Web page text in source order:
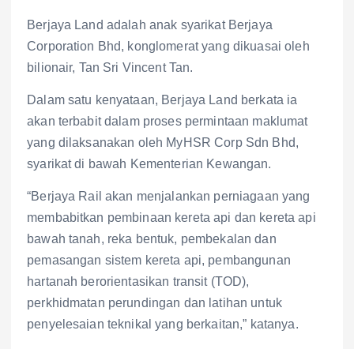
Berjaya Land adalah anak syarikat Berjaya
Corporation Bhd, konglomerat yang dikuasai oleh
bilionair, Tan Sri Vincent Tan.
Dalam satu kenyataan, Berjaya Land berkata ia
akan terbabit dalam proses permintaan maklumat
yang dilaksanakan oleh MyHSR Corp Sdn Bhd,
syarikat di bawah Kementerian Kewangan.
“Berjaya Rail akan menjalankan perniagaan yang
membabitkan pembinaan kereta api dan kereta api
bawah tanah, reka bentuk, pembekalan dan
pemasangan sistem kereta api, pembangunan
hartanah berorientasikan transit (TOD),
perkhidmatan perundingan dan latihan untuk
penyelesaian teknikal yang berkaitan,” katanya.